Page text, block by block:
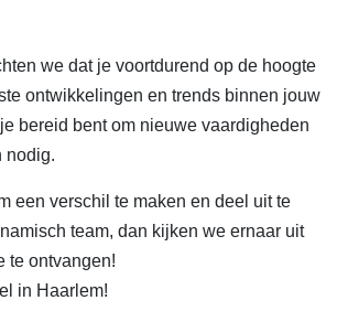
we dat je voortdurend op de hoogte
ontwikkelingen en trends binnen jouw
bereid bent om nieuwe vaardigheden
nodig.
een verschil te maken en deel uit te
team, dan kijken we ernaar uit
te ontvangen!
in Haarlem!